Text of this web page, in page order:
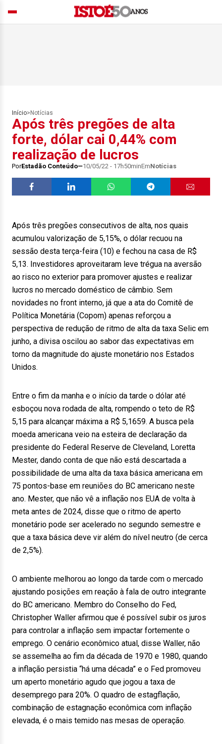
Início> Notícias
Após três pregões de alta
forte, dólar cai 0,44% com
realização de lucros
PorEstadão Conteúdo 10/05/22 - 17h50minEmNotícias
Após três pregões consecutivos de alta, nos quais
acumulou valorização de 5,15%, o dólar recuou na
sessão desta terça-feira (10) e fechou na casa de R$
5,13. Investidores aproveitaram leve trégua na aversão
ao risco no exterior para promover ajustes e realizar
lucros no mercado doméstico de câmbio. Sem
novidades no front interno, já que a ata do Comitê de
Política Monetária (Copom) apenas reforçou a
perspectiva de redução de ritmo de alta da taxa Selic em
junho, a divisa oscilou ao sabor das expectativas em
torno da magnitude do ajuste monetário nos Estados
Unidos.
Entre o fim da manha e o início da tarde o dólar até
esboçou nova rodada de alta, rompendo o teto de R$
5,15 para alcançar máxima a R$ 5,1659. A busca pela
moeda americana veio na esteira de declaração da
presidente do Federal Reserve de Cleveland, Loretta
Mester, dando conta de que não está descartada a
possibilidade de uma alta da taxa básica americana em
75 pontos-base em reuniões do BC americano neste
ano. Mester, que não vê a inflação nos EUA de volta à
meta antes de 2024, disse que o ritmo de aperto
monetário pode ser acelerado no segundo semestre e
que a taxa básica deve vir além do nível neutro (de cerca
de 2,5%).
O ambiente melhorou ao longo da tarde com o mercado
ajustando posições em reação à fala de outro integrante
do BC americano. Membro do Conselho do Fed,
Christopher Waller afirmou que é possível subir os juros
para controlar a inflação sem impactar fortemente o
emprego. O cenário econômico atual, disse Waller, não
se assemelha ao fim da década de 1970 e 1980, quando
a inflação persistia “há uma década” e o Fed promoveu
um aperto monetário agudo que jogou a taxa de
desemprego para 20%. O quadro de estagflação,
combinação de estagnação econômica com inflação
elevada, é o mais temido nas mesas de operação.